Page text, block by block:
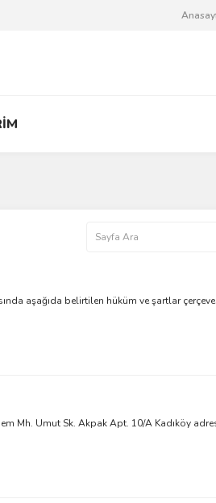
aşağıda belirtilen hüküm ve şartlar
Mh. Umut Sk. Akpak Apt. 10/A Kadıköy